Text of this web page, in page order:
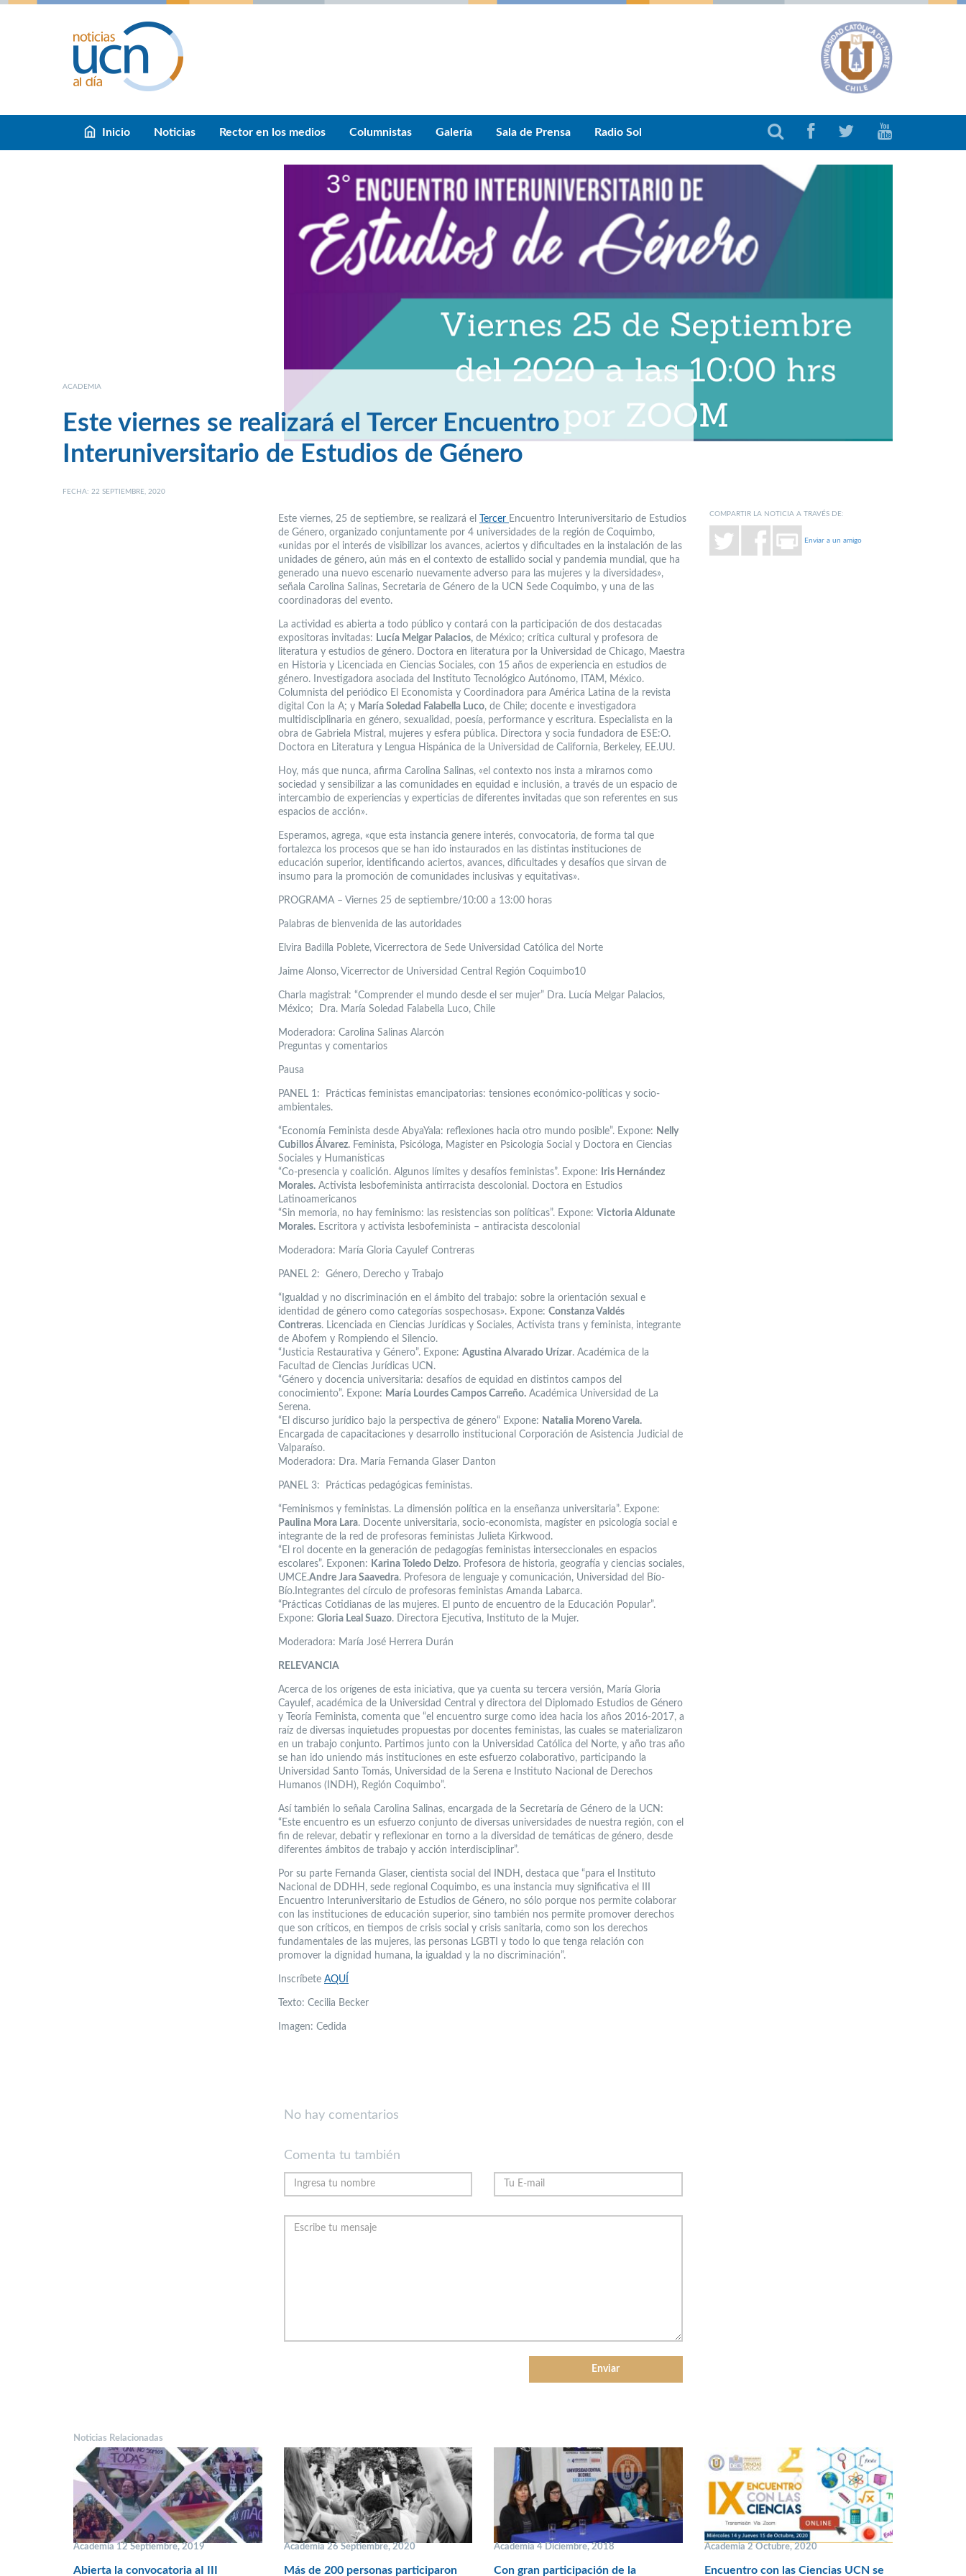
Inicio Noticias Rector en los medios Columnistas Galería Sala de Prensa Radio Sol
ACADEMIA
Este viernes se realizará el Tercer Encuentro
Interuniversitario de Estudios de Género
FECHA: 22 SEPTIEMBRE, 2020
Este viernes, 25 de septiembre, se realizará el Tercer Encuentro Interuniversitario de Estudios
de Género, organizado conjuntamente por 4 universidades de la región de Coquimbo,
«unidas por el interés de visibilizar los avances, aciertos y dificultades en la instalación de las
unidades de género, aún más en el contexto de estallido social y pandemia mundial, que ha
generado una nuevo escenario nuevamente adverso para las mujeres y la diversidades»,
señala Carolina Salinas, Secretaria de Género de la UCN Sede Coquimbo, y una de las
coordinadoras del evento.
La actividad es abierta a todo público y contará con la participación de dos destacadas
expositoras invitadas: Lucía Melgar Palacios, de México; crítica cultural y profesora de
literatura y estudios de género. Doctora en literatura por la Universidad de Chicago, Maestra
en Historia y Licenciada en Ciencias Sociales, con 15 años de experiencia en estudios de
género. Investigadora asociada del Instituto Tecnológico Autónomo, ITAM, México.
Columnista del periódico El Economista y Coordinadora para América Latina de la revista
digital Con la A; y María Soledad Falabella Luco, de Chile; docente e investigadora
multidisciplinaria en género, sexualidad, poesía, performance y escritura. Especialista en la
obra de Gabriela Mistral, mujeres y esfera pública. Directora y socia fundadora de ESE:O.
Doctora en Literatura y Lengua Hispánica de la Universidad de California, Berkeley, EE.UU.
Hoy, más que nunca, afirma Carolina Salinas, «el contexto nos insta a mirarnos como
sociedad y sensibilizar a las comunidades en equidad e inclusión, a través de un espacio de
intercambio de experiencias y experticias de diferentes invitadas que son referentes en sus
espacios de acción».
Esperamos, agrega, «que esta instancia genere interés, convocatoria, de forma tal que
fortalezca los procesos que se han ido instaurados en las distintas instituciones de
educación superior, identificando aciertos, avances, dificultades y desafíos que sirvan de
insumo para la promoción de comunidades inclusivas y equitativas».
PROGRAMA – Viernes 25 de septiembre/10:00 a 13:00 horas
Palabras de bienvenida de las autoridades
Elvira Badilla Poblete, Vicerrectora de Sede Universidad Católica del Norte
Jaime Alonso, Vicerrector de Universidad Central Región Coquimbo10
Charla magistral: “Comprender el mundo desde el ser mujer” Dra. Lucía Melgar Palacios,
México; Dra. María Soledad Falabella Luco, Chile
Moderadora: Carolina Salinas Alarcón
Preguntas y comentarios
Pausa
PANEL 1: Prácticas feministas emancipatorias: tensiones económico-políticas y socio-
ambientales.
“Economía Feminista desde AbyaYala: reflexiones hacia otro mundo posible”. Expone: Nelly
Cubillos Álvarez. Feminista, Psicóloga, Magíster en Psicología Social y Doctora en Ciencias
Sociales y Humanísticas
“Co-presencia y coalición. Algunos límites y desafíos feministas”. Expone:
Iris Hernández
Morales. Activista lesbofeminista antirracista descolonial. Doctora en Estudios
Latinoamericanos
“Sin memoria, no hay feminismo: las resistencias son políticas”. Expone: Victoria Aldunate
Morales. Escritora y activista lesbofeminista – antiracista descolonial
Moderadora: María Gloria Cayulef Contreras
PANEL 2: Género, Derecho y Trabajo
“Igualdad y no discriminación en el ámbito del trabajo: sobre la orientación sexual e
identidad de género como categorías sospechosas». Expone: Constanza Valdés
Contreras. Licenciada en Ciencias Jurídicas y Sociales, Activista trans y feminista, integrante
de Abofem y Rompiendo el Silencio.
“Justicia Restaurativa y Género”. Expone: Agustina Alvarado Urízar. Académica de la
Facultad de Ciencias Jurídicas UCN.
“Género y docencia universitaria: desafíos de equidad en distintos campos del
conocimiento”. Expone: María Lourdes Campos Carreño. Académica Universidad de La
Serena.
“El discurso jurídico bajo la perspectiva de género“ Expone: Natalia Moreno Varela.
Encargada de capacitaciones y desarrollo institucional Corporación de Asistencia Judicial de
Valparaíso.
Moderadora: Dra. María Fernanda Glaser Danton
PANEL 3: Prácticas pedagógicas feministas.
“Feminismos y feministas. La dimensión política en la enseñanza universitaria”. Expone:
Paulina Mora Lara. Docente universitaria, socio-economista, magíster en psicología social e
integrante de la red de profesoras feministas Julieta Kirkwood.
“El rol docente en la generación de pedagogías feministas interseccionales en espacios
escolares”. Exponen: Karina Toledo Delzo. Profesora de historia, geografía y ciencias sociales,
UMCE.Andre Jara Saavedra. Profesora de lenguaje y comunicación, Universidad del Bío-
Bío.Integrantes del círculo de profesoras feministas Amanda Labarca.
“Prácticas Cotidianas de las mujeres. El punto de encuentro de la Educación Popular”.
Expone: Gloria Leal Suazo. Directora Ejecutiva, Instituto de la Mujer.
Moderadora: María José Herrera Durán
RELEVANCIA
Acerca de los orígenes de esta iniciativa, que ya cuenta su tercera versión, María Gloria
Cayulef, académica de la Universidad Central y directora del Diplomado Estudios de Género
y Teoría Feminista, comenta que “el encuentro surge como idea hacia los años 2016-2017, a
raíz de diversas inquietudes propuestas por docentes feministas, las cuales se materializaron
en un trabajo conjunto. Partimos junto con la Universidad Católica del Norte, y año tras año
se han ido uniendo más instituciones en este esfuerzo colaborativo, participando la
Universidad Santo Tomás, Universidad de la Serena e Instituto Nacional de Derechos
Humanos (INDH), Región Coquimbo”.
Así también lo señala Carolina Salinas, encargada de la Secretaría de Género de la UCN:
“Este encuentro es un esfuerzo conjunto de diversas universidades de nuestra región, con el
fin de relevar, debatir y reflexionar en torno a la diversidad de temáticas de género, desde
diferentes ámbitos de trabajo y acción interdisciplinar”.
Por su parte Fernanda Glaser, cientista social del INDH, destaca que “para el Instituto
Nacional de DDHH, sede regional Coquimbo, es una instancia muy significativa el III
Encuentro Interuniversitario de Estudios de Género, no sólo porque nos permite colaborar
con las instituciones de educación superior, sino también nos permite promover derechos
que son críticos, en tiempos de crisis social y crisis sanitaria, como son los derechos
fundamentales de las mujeres, las personas LGBTI y todo lo que tenga relación con
promover la dignidad humana, la igualdad y la no discriminación”.
Inscríbete AQUÍ
Texto: Cecilia Becker
Imagen: Cedida
COMPARTIR LA NOTICIA A TRAVÉS DE:
Enviar a un amigo
No hay comentarios
Comenta tu también
Noticias Relacionadas
Academia 12 Septiembre, 2019
Abierta la convocatoria aI III
Academia 26 Septiembre, 2020
Más de 200 personas participaron
Academia 4 Diciembre, 2018
Con gran participación de la
Academia 2 Octubre, 2020
Encuentro con las Ciencias UCN se